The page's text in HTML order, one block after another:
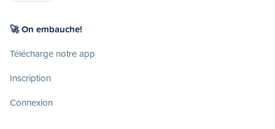
🚀 On embauche!
Télécharge notre app
Inscription
Connexion